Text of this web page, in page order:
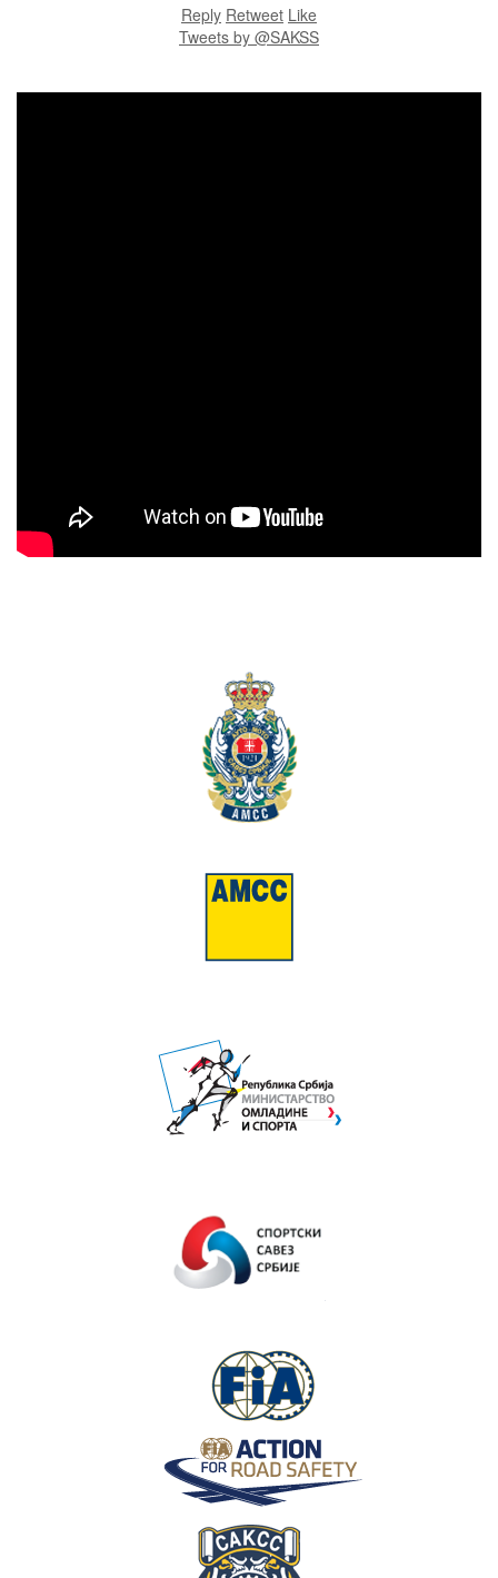
Reply Retweet Like
Tweets by @SAKSS